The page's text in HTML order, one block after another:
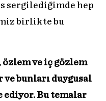
sergilediğimde hep
birlikte bu
ve iç gözlem
bunları duygusal
ediyor. Bu temalar